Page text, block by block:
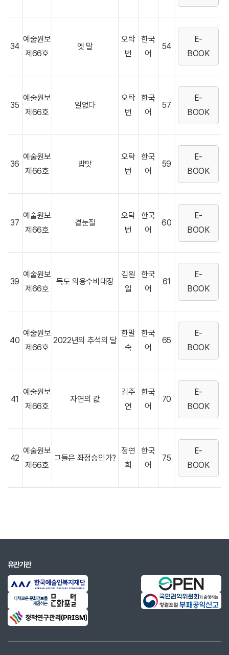
34
예술원보
제66호
옛 말
오탁
번
한국
어
54
E-
BOOK
35
예술원보
제66호
일없다
오탁
번
한국
어
57
E-
BOOK
36
예술원보
제66호
밥맛
오탁
번
한국
어
59
E-
BOOK
37
예술원보
제66호
곁눈질
오탁
번
한국
어
60
E-
BOOK
39
예술원보
제66호
독도 의용수비대장
김원
일
한국
어
61
E-
BOOK
40
예술원보
제66호
2022년의 추석의 달
한말
숙
한국
어
65
E-
BOOK
41
예술원보
제66호
자연의 값
김주
연
한국
어
70
E-
BOOK
42
예술원보
제66호
그들은 좌정승인가?
정연
희
한국
어
75
E-
BOOK
유관기관